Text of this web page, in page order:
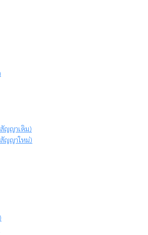
ญญาเดิม)
ญญาใหม่)